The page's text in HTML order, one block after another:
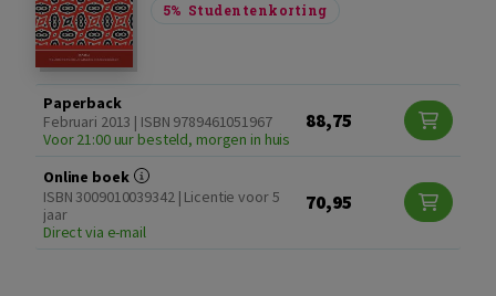
5% Studentenkorting
Paperback
Februari 2013 | ISBN 9789461051967
Voor 21:00 uur besteld, morgen in huis
88,75
Online boek
ISBN 3009010039342 | Licentie voor 5
jaar
Direct via e-mail
70,95